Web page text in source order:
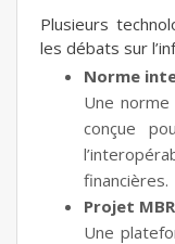
Plusieurs
les débats sur
Norme
Une
conçue
financières.
Projet
Une